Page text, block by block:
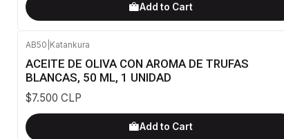
Add to Cart
AB50 Katankura
ACEITE DE OLIVA CON AROMA DE TRUFAS
BLANCAS, 50 ML, 1 UNIDAD
$7.500 CLP
Add to Cart